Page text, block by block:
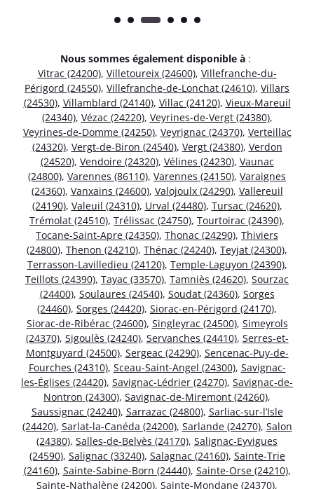
Nous sommes également disponible à :
Vitrac (24200), Villetoureix (24600), Villefranche-du-
Périgord (24550), Villefranche-de-Lonchat (24610), Villars
(24530), Villamblard (24140), Villac (24120), Vieux-Mareuil
(24340), Vézac (24220), Veyrines-de-Vergt (24380),
Veyrines-de-Domme (24250), Veyrignac (24370), Verteillac
(24320), Vergt-de-Biron (24540), Vergt (24380), Verdon
(24520), Vendoire (24320), Vélines (24230), Vaunac
(24800), Varennes (86110), Varennes (24150), Varaignes
(24360), Vanxains (24600), Valojoulx (24290), Vallereuil
(24190), Valeuil (24310), Urval (24480), Tursac (24620),
Trémolat (24510), Trélissac (24750), Tourtoirac (24390),
Tocane-Saint-Apre (24350), Thonac (24290), Thiviers
(24800), Thenon (24210), Thénac (24240), Teyjat (24300),
Terrasson-Lavilledieu (24120), Temple-Laguyon (24390),
Teillots (24390), Tayac (33570), Tamniès (24620), Sourzac
(24400), Soulaures (24540), Soudat (24360), Sorges
(24460), Sorges (24420), Siorac-en-Périgord (24170),
Siorac-de-Ribérac (24600), Singleyrac (24500), Simeyrols
(24370), Sigoulès (24240), Servanches (24410), Serres-et-
Montguyard (24500), Sergeac (24290), Sencenac-Puy-de-
Fourches (24310), Sceau-Saint-Angel (24300), Savignac-
les-Églises (24420), Savignac-Lédrier (24270), Savignac-de-
Nontron (24300), Savignac-de-Miremont (24260),
Saussignac (24240), Sarrazac (24800), Sarliac-sur-l’Isle
(24420), Sarlat-la-Canéda (24200), Sarlande (24270), Salon
(24380), Salles-de-Belvès (24170), Salignac-Eyvigues
(24590), Salignac (33240), Salagnac (24160), Sainte-Trie
(24160), Sainte-Sabine-Born (24440), Sainte-Orse (24210),
Sainte-Nathalène (24200), Sainte-Mondane (24370),